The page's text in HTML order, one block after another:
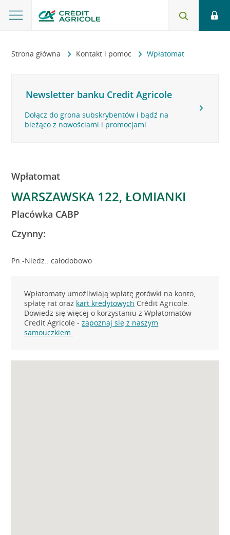
Strona główna Kontakt i pomoc Wpłatomat
Newsletter banku Credit Agricole
Dołącz do grona subskrybentów i bądź na
bieżąco z nowościami i promocjami
Wpłatomat
WARSZAWSKA 122, ŁOMIANKI
Placówka CABP
Czynny:
Pn.-Niedz.: całodobowo
Wpłatomaty umożliwiają wpłatę gotówki na konto,
spłatę rat oraz kart kredytowych Crédit Agricole.
Dowiedz się więcej o korzystaniu z Wpłatomatów
Credit Agricole -zapoznaj się z naszym
samouczkiem.